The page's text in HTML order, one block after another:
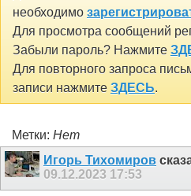
необходимо
Для просмотра сообщений
Забыли пароль? Нажмите
Для повторного запроса
записи нажмите ЗДЕСЬ.
Метки: Нет
Игорь Тихомиров
09.12.2023 17:53